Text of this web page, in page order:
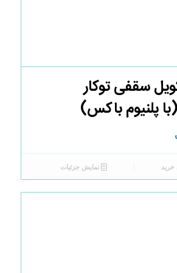
سقفی توکار
نمایش جزئیات